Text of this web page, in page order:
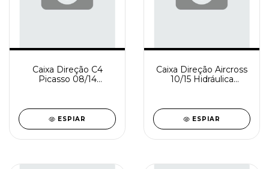
Caixa Direção C4
Picasso 08/14
SD0916-1
ESPIAR
Caixa Direção Aircross
10/15 Hidráulica
ESPIAR